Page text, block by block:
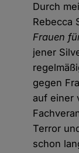
Durch
Rebecca
Frauen
jener
gegen
auf einer
Terror
schon